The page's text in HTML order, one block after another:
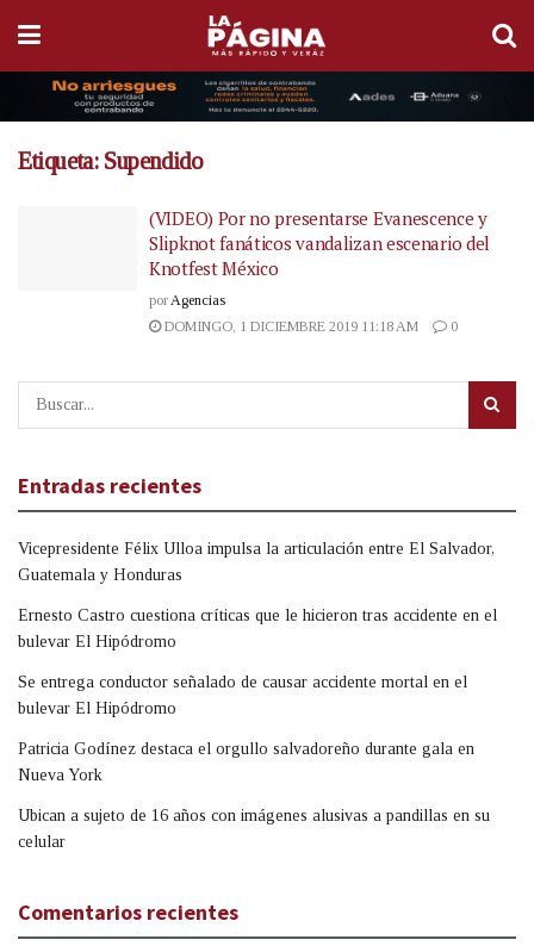
Etiqueta: Supendido
(VIDEO) Por no presentarse Evanescence y
Slipknot fanáticos vandalizan escenario del
Knotfest México
por Agencias
DOMINGO, 1 DICIEMBRE 2019 11:18 AM
0
Entradas recientes
Vicepresidente Félix Ulloa impulsa la articulación entre El Salvador,
Guatemala y Honduras
Ernesto Castro cuestiona críticas que le hicieron tras accidente en el
bulevar El Hipódromo
Se entrega conductor señalado de causar accidente mortal en el
bulevar El Hipódromo
Patricia Godínez destaca el orgullo salvadoreño durante gala en
Nueva York
Ubican a sujeto de 16 años con imágenes alusivas a pandillas en su
celular
Comentarios recientes